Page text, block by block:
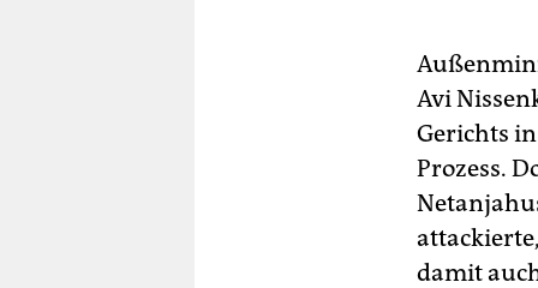
Avi
Gerichts
Prozess.
damit